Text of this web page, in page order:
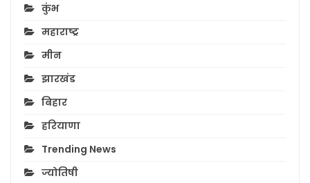
कुंभ
महाराष्ट्र
मीन
झारखंड
बिहार
हरियाणा
Trending News
ज्योतिषी